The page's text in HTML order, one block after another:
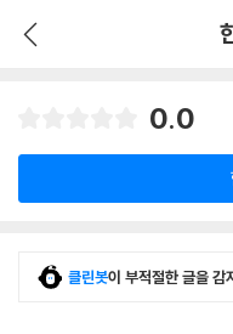
0.0
클린봇이 부적절한 글을 감